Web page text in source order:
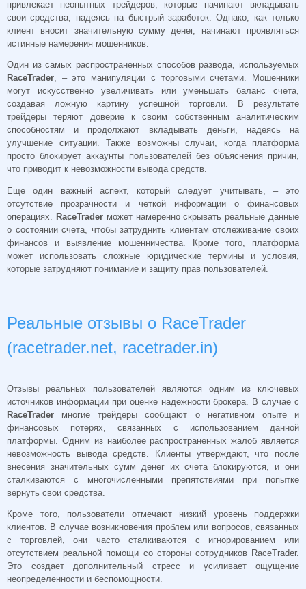
привлекает неопытных трейдеров, которые начинают вкладывать
свои средства, надеясь на быстрый заработок. Однако, как только
клиент вносит значительную сумму денег, начинают проявляться
истинные намерения мошенников.
Один из самых распространенных способов развода, используемых
RaceTrader, – это манипуляции с торговыми счетами. Мошенники
могут искусственно увеличивать или уменьшать баланс счета,
создавая ложную картину успешной торговли. В результате
трейдеры теряют доверие к своим собственным аналитическим
способностям и продолжают вкладывать деньги, надеясь на
улучшение ситуации. Также возможны случаи, когда платформа
просто блокирует аккаунты пользователей без объяснения причин,
что приводит к невозможности вывода средств.
Еще один важный аспект, который следует учитывать, – это
отсутствие прозрачности и четкой информации о финансовых
операциях. RaceTraderможет намеренно скрывать реальные данные
о состоянии счета, чтобы затруднить клиентам отслеживание своих
финансов и выявление мошенничества. Кроме того, платформа
может использовать сложные юридические термины и условия,
которые затрудняют понимание и защиту прав пользователей.
Реальные отзывы о RaceTrader
(racetrader.net, racetrader.in)
Отзывы реальных пользователей являются одним из ключевых
источников информации при оценке надежности брокера. В случае с
RaceTrader многие трейдеры сообщают о негативном опыте и
финансовых потерях, связанных с использованием данной
платформы. Одним из наиболее распространенных жалоб является
невозможность вывода средств. Клиенты утверждают, что после
внесения значительных сумм денег их счета блокируются, и они
сталкиваются с многочисленными препятствиями при попытке
вернуть свои средства.
Кроме того, пользователи отмечают низкий уровень поддержки
клиентов. В случае возникновения проблем или вопросов, связанных
с торговлей, они часто сталкиваются с игнорированием или
отсутствием реальной помощи со стороны сотрудников RaceTrader.
Это создает дополнительный стресс и усиливает ощущение
неопределенности и беспомощности.